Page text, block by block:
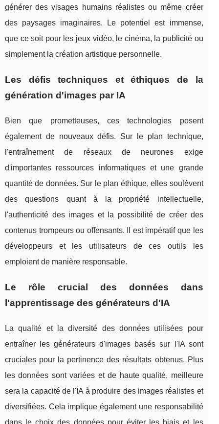
générer des visages humains réalistes ou même créer
des paysages imaginaires. Le potentiel est immense,
que ce soit pour les jeux vidéo, le cinéma, la publicité ou
simplement la création artistique personnelle.
Les défis techniques et éthiques de la
génération d'images par IA
Bien que prometteuses, ces technologies posent
également de nouveaux défis. Sur le plan technique,
l'entraînement de réseaux de neurones exige
d'importantes ressources informatiques et une grande
quantité de données. Sur le plan éthique, elles soulèvent
des questions quant à la propriété intellectuelle,
l'authenticité des images et la possibilité de créer des
contenus trompeurs ou offensants. Il est impératif que les
développeurs et les utilisateurs de ces outils les
emploient de manière responsable.
Le rôle crucial des données dans
l'apprentissage des générateurs d'IA
La qualité et la diversité des données utilisées pour
entraîner les générateurs d'images basés sur l'IA sont
cruciales pour la pertinence des résultats obtenus. Plus
les données sont variées et de haute qualité, meilleure
sera la capacité de l'IA à produire des images réalistes et
diversifiées. Cela implique également une responsabilité